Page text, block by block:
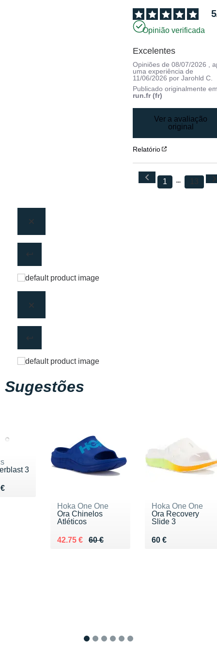
5
Opinião verificada
Excelentes
Opiniões de08/07/2026 ,
uma experiência de
11/06/2026 porJarohld C.
Publicado originalmente
run.fr (fr)
Ver a avaliação
original
Relatório
1 13
Sugestões
3
220 €
Hoka One One
Ora Chinelos
Atléticos
60 €
Au lieu de 60 €
42.75 €
Vendu 42.75 €
Hoka One One
Ora Recovery
Slide 3
60 €
Vendu 60 €